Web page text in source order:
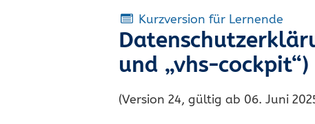
Kurzversion für Lernende
und „vhs-cockpit“)
(Version 24, gültig ab 06. Juni